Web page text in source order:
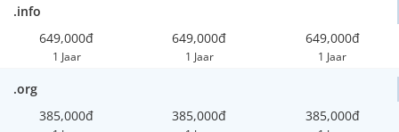
.info
649,000đ
1 Jaar
649,000đ
1 Jaar
649,000đ
1 Jaar
.org
385,000đ
385,000đ 385,000đ